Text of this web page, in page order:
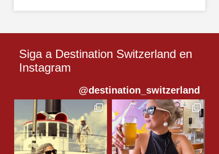
Siga a Destination Switzerland en
Instagram
@destination_switzerland